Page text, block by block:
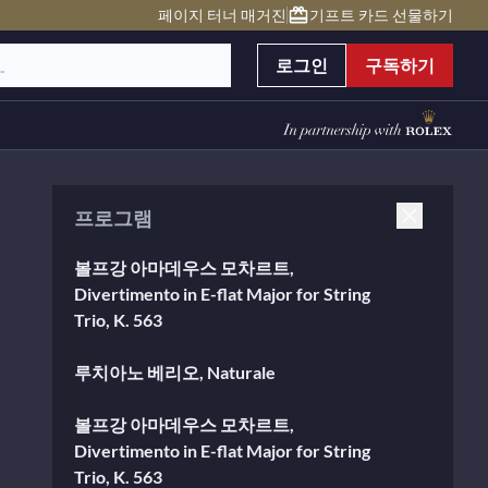
페이지 터너 매거진 기프트 카드 선물하기
로그인 구독하기
프로그램
볼프강 아마데우스 모차르트,
Divertimento in E-flat Major for String
Trio, K. 563
루치아노 베리오, Naturale
볼프강 아마데우스 모차르트,
Divertimento in E-flat Major for String
Trio, K. 563